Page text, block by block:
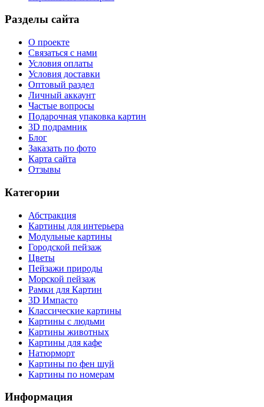
Разделы сайта
О проекте
Связаться с нами
Условия оплаты
Условия доставки
Оптовый раздел
Личный аккаунт
Частые вопросы
Подарочная упаковка картин
3D подрамник
Блог
Заказать по фото
Карта сайта
Отзывы
Категории
Абстракция
Картины для интерьера
Модульные картины
Городской пейзаж
Цветы
Пейзажи природы
Морской пейзаж
Рамки для Картин
3D Импасто
Классические картины
Картины с людьми
Картины животных
Картины для кафе
Натюрморт
Картины по фен шуй
Картины по номерам
Информация